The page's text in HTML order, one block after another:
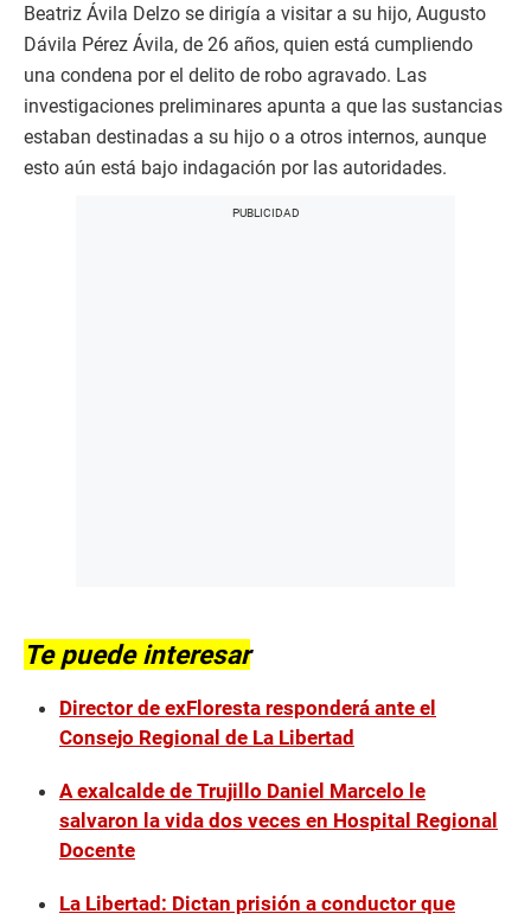
Beatriz Ávila Delzo se dirigía a visitar a su hijo, Augusto
Dávila Pérez Ávila, de 26 años, quien está cumpliendo
una condena por el delito de robo agravado. Las
investigaciones preliminares apunta a que las sustancias
estaban destinadas a su hijo o a otros internos, aunque
esto aún está bajo indagación por las autoridades.
Te puede interesar
Director de exFloresta responderá ante el
Consejo Regional de La Libertad
A exalcalde de Trujillo Daniel Marcelo le
salvaron la vida dos veces en Hospital Regional
Docente
La Libertad: Dictan prisión a conductor que